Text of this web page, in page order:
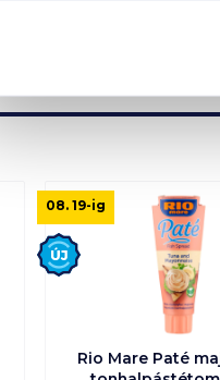
Rio Mare Paté
08. 19-ig
Új